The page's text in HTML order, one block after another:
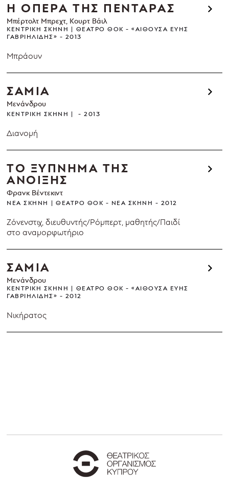
Η ΟΠΕΡΑ ΤΗΣ ΠΕΝΤΑΡΑΣ
Μπέρτολτ Μπρεχτ, Κουρτ Βάιλ
ΚΕΝΤΡΙΚΉ ΣΚΗΝΉ
ΘΈΑΤΡΟ ΘΟΚ - «ΑΊΘΟΥΣΑ ΕΎΗΣ
ΓΑΒΡΙΗΛΊΔΗΣ»
2013
Μπράουν
ΣΑΜΙΑ
Μενάνδρου
ΚΕΝΤΡΙΚΉ ΣΚΗΝΉ 2013
Διανομή
ΤΟ ΞΥΠΝΗΜΑ ΤΗΣ
ΑΝΟΙΞΗΣ
Φρανκ Βέντεκιντ
ΝΈΑ ΣΚΗΝΉ ΘΈΑΤΡΟ ΘΟΚ - ΝΈΑ ΣΚΗΝΉ 2012
Ζόνενστιχ, διευθυντής/Ρόμπερτ, μαθητής/Παιδί
στο αναμορφωτήριο
ΣΑΜΙΑ
Μενάνδρου
ΚΕΝΤΡΙΚΉ ΣΚΗΝΉ
ΘΈΑΤΡΟ ΘΟΚ - «ΑΊΘΟΥΣΑ ΕΎΗΣ
ΓΑΒΡΙΗΛΊΔΗΣ»
2012
Νικήρατος